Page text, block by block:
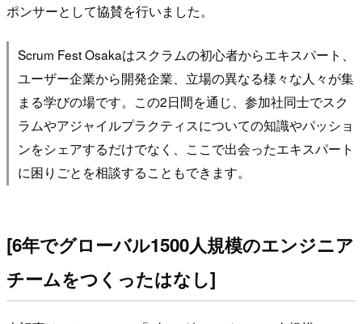
ポンサーとして協賛を行いました。
Scrum Fest Osakaはスクラムの初心者からエキスパート、
ユーザー企業から開発企業、立場の異なる様々な人々が集
まる学びの場です。この2日間を通じ、参加社同士でスク
ラムやアジャイルプラクティスについての知識やパッショ
ンをシェアするだけでなく、ここで出会ったエキスパート
に困りごとを相談することもできます。
[6年でグローバル1500人規模のエンジニア
チームをつくったはなし]